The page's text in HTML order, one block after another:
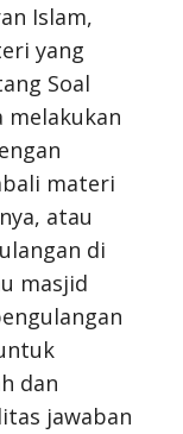
Islam,
yang
Soal
melakukan
materi
atau
di
masjid
dan
jawaban